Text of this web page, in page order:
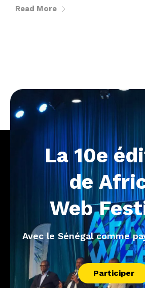
Read More
La 10e
de
Web
Avec le Sénégal comme
Participer